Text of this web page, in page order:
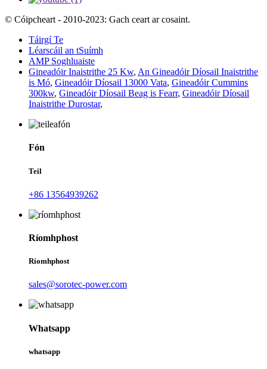
© Cóipcheart - 2010-2023: Gach ceart ar cosaint.
Táirgí Te
Léarscáil an tSuímh
AMP Soghluaiste
Gineadóir Inaistrithe 25 Kw, An Gineadóir Díosail Inaistrithe
is Mó, Gineadóir Díosail 13000 Vata, Gineadóir Cummins
300kw, Gineadóir Díosail Beag is Fearr, Gineadóir Díosail
Inaistrithe Durostar,
Fón
Teil
+86 13564939262
Ríomhphost
Ríomhphost
sales@sorotec-power.com
Whatsapp
whatsapp